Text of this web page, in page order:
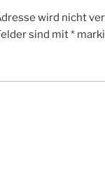
wird nicht
sind mit*